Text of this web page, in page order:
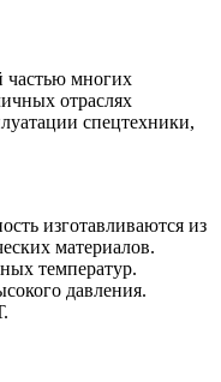
многих
отраслях
спецтехники,
изготавливаются из
материалов.
температур.
давления.